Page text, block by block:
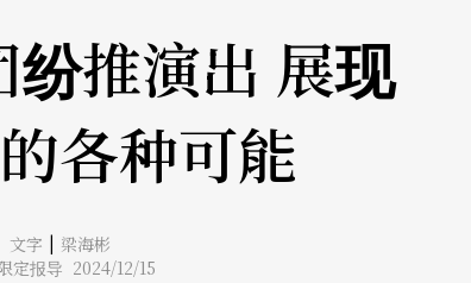
推演出 展现
各种可能
文字 | 梁海彬
定报导 2024/12/15